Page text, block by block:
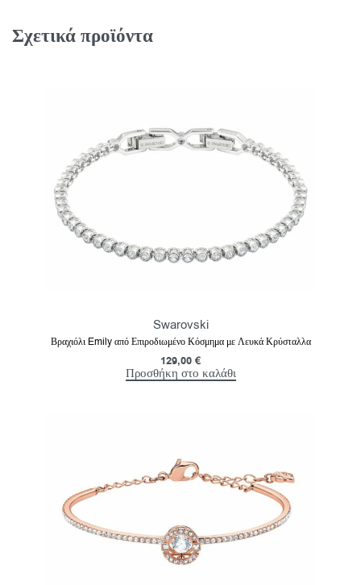
Σχετικά προϊόντα
Swarovski
Βραχιόλι Emily από Επιροδιωμένο Κόσμημα με Λευκά Κρύσταλλα
129,00 €
Προσθήκη στο καλάθι